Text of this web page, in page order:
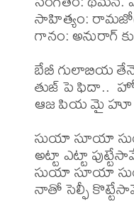
సాహిత్యం:
గానం: అనురాగ్
బేబీ గులాబియ
తుజ్ పె ఫిదా..
ఆజ పియ మై
సుయా సూయా
అట్టా ఎట్టా
సుయా సూయా
నాతో సెల్ఫీ